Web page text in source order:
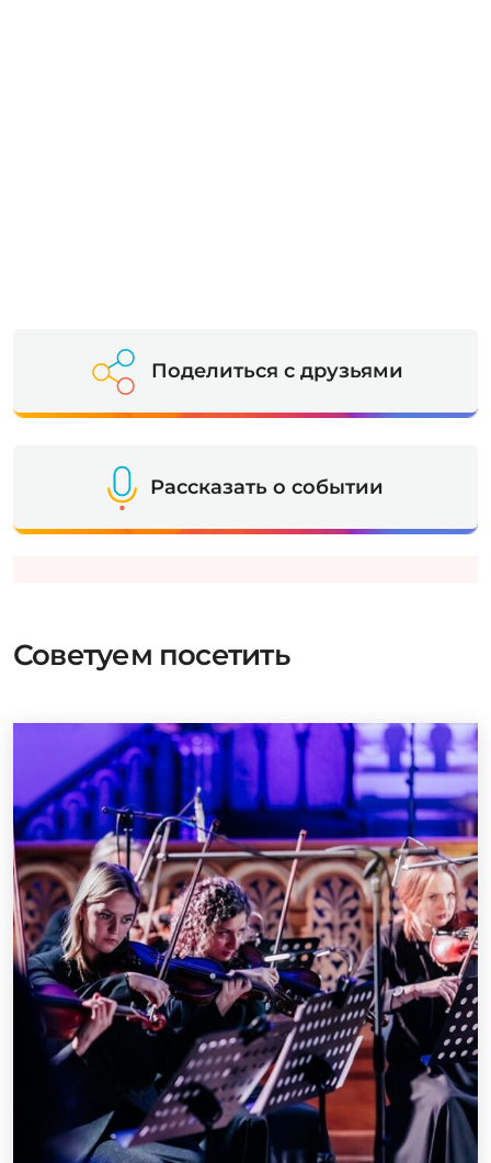
Поделиться с друзьями
Рассказать о событии
Советуем посетить